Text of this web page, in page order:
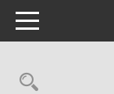
Toggle navigation